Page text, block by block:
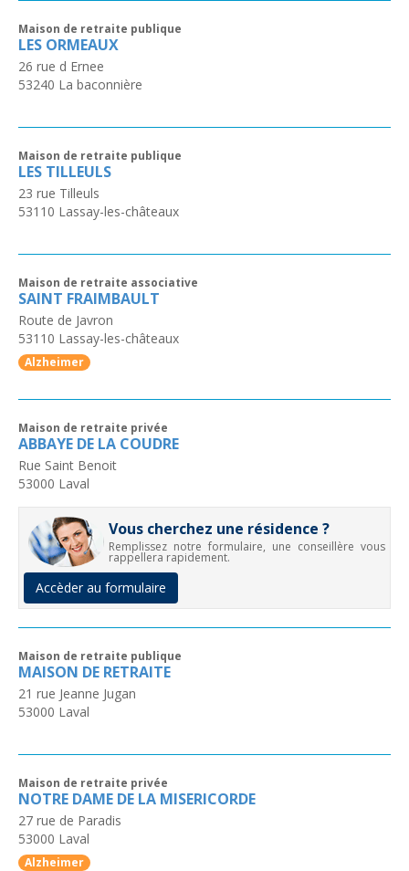
Maison de retraite publique
LES ORMEAUX
26 rue d Ernee
53240 La baconnière
Maison de retraite publique
LES TILLEULS
23 rue Tilleuls
53110 Lassay-les-châteaux
Maison de retraite associative
SAINT FRAIMBAULT
Route de Javron
53110 Lassay-les-châteaux
Alzheimer
Maison de retraite privée
ABBAYE DE LA COUDRE
Rue Saint Benoit
53000 Laval
Vous cherchez une résidence ?
Remplissez notre formulaire, une conseillère vous
rappellera rapidement.
Accèder au formulaire
Maison de retraite publique
MAISON DE RETRAITE
21 rue Jeanne Jugan
53000 Laval
Maison de retraite privée
NOTRE DAME DE LA MISERICORDE
27 rue de Paradis
53000 Laval
Alzheimer